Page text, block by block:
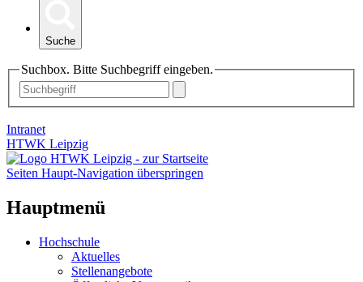
Suche
Suchbox. Bitte Suchbegriff eingeben.
Intranet
HTWK Leipzig
Seiten Haupt-Navigation überspringen
Hauptmenü
Hochschule
Aktuelles
Stellenangebote